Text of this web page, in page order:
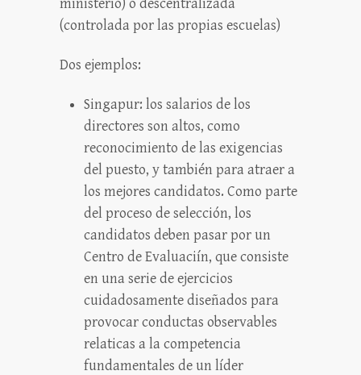
(controlada por las propias escuelas)
Dos ejemplos:
Singapur: los salarios de los
directores son altos, como
reconocimiento de las exigencias
del puesto, y también para atraer a
los mejores candidatos. Como parte
del proceso de selección, los
candidatos deben pasar por un
Centro de Evaluaciín, que consiste
en una serie de ejercicios
cuidadosamente diseñados para
provocar conductas observables
relaticas a la competencia
fundamentales de un líder